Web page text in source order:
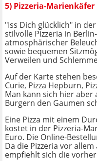
5) Pizzeria-Marienkäfer
"Iss Dich glücklich" in
stilvolle Pizzeria in
atmosphärischer
sowie bequemen
Verweilen und
Auf der Karte stehen
Curie, Pizza Hepburn,
Man kann sich hier aber
Burgern den Gaumen
Eine Pizza mit einem
kostet in der Pizzeria-
Euro. Die Online-
Da die Pizzeria vor
empfiehlt sich die